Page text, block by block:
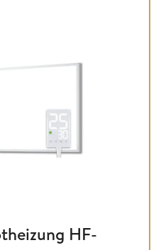
HF-